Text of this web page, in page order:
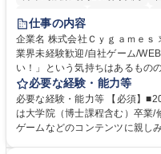
住宅手当あり
交通費支給
土日祝休み 服
食事補助あり
仕事の内容
企業名 株式会社Ｃｙｇａｍｅｓ 求人名 【第二新卒オープンポジション】
業界未経験歓迎/自社ゲーム/WEB面接 仕事の内容 「ゲーム業
い！」という気持ちはあるもの
しているか悩んでいる方が対象となります！ 総合職
アナリストなど）、技術職（開
ど）、デザイン職（デザイナー
ご希望と適正にマッチしたポジ
必要な経験・能力等
必要な経験・能力等 【必須】
は大学院（博士課程含む）卒業/
ゲームなどのコンテンツに親しみ、